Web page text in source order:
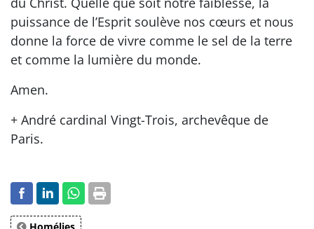
puissance de l’Esprit soulève nos cœurs et nous
donne la force de vivre comme le sel de la terre
et comme la lumière du monde.
Amen.
+ André cardinal Vingt-Trois, archevêque de
Paris.